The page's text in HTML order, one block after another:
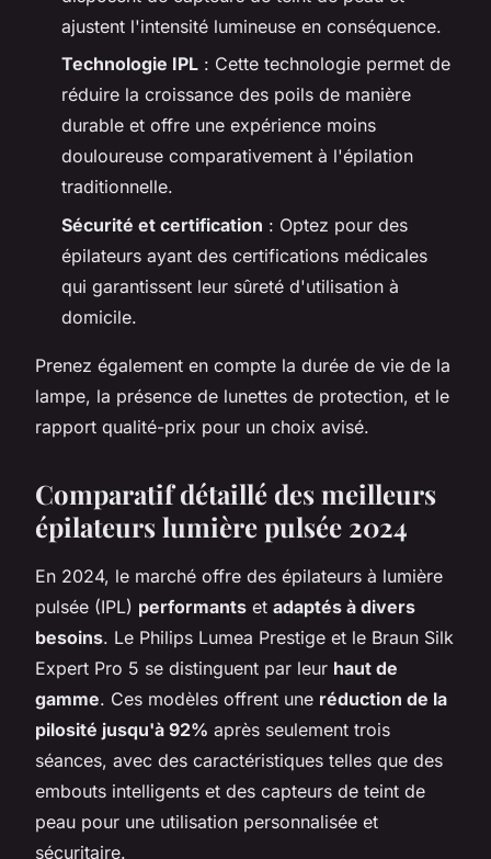
ajustent l'intensité lumineuse en conséquence.
Technologie IPL : Cette technologie permet de
réduire la croissance des poils de manière
durable et offre une expérience moins
douloureuse comparativement à l'épilation
traditionnelle.
Sécurité et certification : Optez pour des
épilateurs ayant des certifications médicales
qui garantissent leur sûreté d'utilisation à
domicile.
Prenez également en compte la durée de vie de la
lampe, la présence de lunettes de protection, et le
rapport qualité-prix pour un choix avisé.
Comparatif détaillé des meilleurs
épilateurs lumière pulsée 2024
En 2024, le marché offre des épilateurs à lumière
pulsée (IPL) performants et adaptés à divers
besoins. Le Philips Lumea Prestige et le Braun Silk
Expert Pro 5 se distinguent par leur haut de
gamme. Ces modèles offrent une réduction de la
pilosité jusqu'à 92% après seulement trois
séances, avec des caractéristiques telles que des
embouts intelligents et des capteurs de teint de
peau pour une utilisation personnalisée et
sécuritaire.